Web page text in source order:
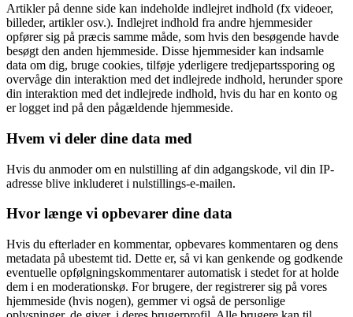
Artikler på denne side kan indeholde indlejret indhold (fx videoer,
billeder, artikler osv.). Indlejret indhold fra andre hjemmesider
opfører sig på præcis samme måde, som hvis den besøgende havde
besøgt den anden hjemmeside. Disse hjemmesider kan indsamle
data om dig, bruge cookies, tilføje yderligere tredjepartssporing og
overvåge din interaktion med det indlejrede indhold, herunder spore
din interaktion med det indlejrede indhold, hvis du har en konto og
er logget ind på den pågældende hjemmeside.
Hvem vi deler dine data med
Hvis du anmoder om en nulstilling af din adgangskode, vil din IP-
adresse blive inkluderet i nulstillings-e-mailen.
Hvor længe vi opbevarer dine data
Hvis du efterlader en kommentar, opbevares kommentaren og dens
metadata på ubestemt tid. Dette er, så vi kan genkende og godkende
eventuelle opfølgningskommentarer automatisk i stedet for at holde
dem i en moderationskø. For brugere, der registrerer sig på vores
hjemmeside (hvis nogen), gemmer vi også de personlige